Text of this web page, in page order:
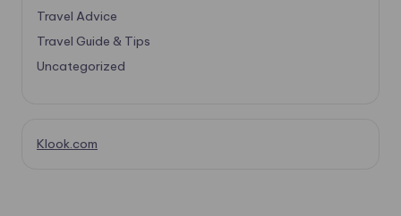
Travel Advice
Travel Guide & Tips
Uncategorized
Klook.com